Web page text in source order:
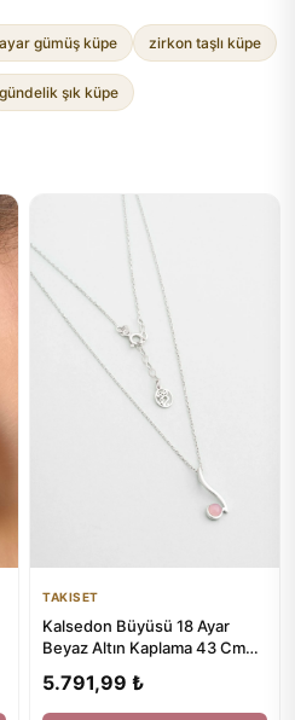
gümüş küpe zirkon taşlı küpe
gündelik şık küpe
TAKISET
Kalsedon Büyüsü 18 Ayar
Beyaz Altın Kaplama 43 Cm
5.791,99 ₺